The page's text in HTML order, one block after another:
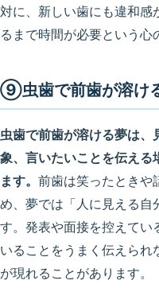
対に、新しい歯にも違和
るまで時間が必要という心
⑨虫歯で前歯が溶け
虫歯で前歯が溶ける夢は
象、言いたいことを伝える
ます。 前歯は笑ったときや
め、夢では「人に見える自
す。発表や面接を控えてい
いることをうまく伝えられ
が現れることがあります。